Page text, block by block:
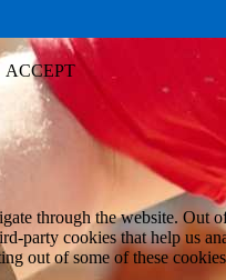
ACCEPT
through the website. Out
party cookies that help us
out of some of these